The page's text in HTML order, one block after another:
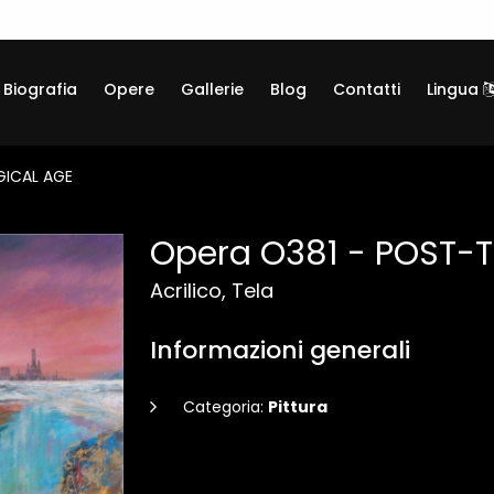
Biografia Opere Gallerie Blog Contatti Lingua
AGE
Opera O381 - POST-
Acrilico, Tela
Informazioni generali
Categoria: Pittura